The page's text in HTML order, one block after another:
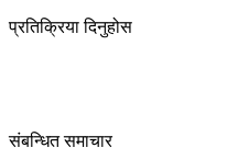
प्रतिक्रिया दिनुहोस
संबन्धित समाचार